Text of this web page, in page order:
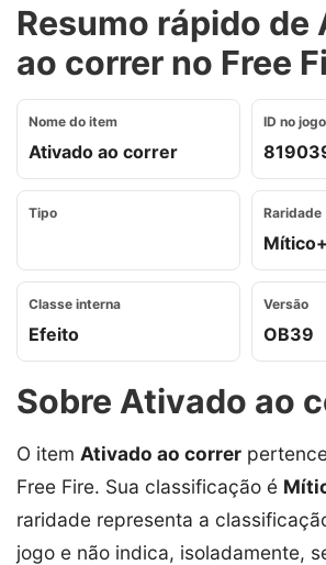
Resumo rápido de
ao correr no Free
Nome do item
Ativado ao correr
ID no jogo
Tipo Raridade
Classe interna
Efeito
Versão
OB39
Sobre Ativado ao
O item Ativado ao correr
Free Fire. Sua classificação é
raridade representa a
jogo e não indica, isoladamente,